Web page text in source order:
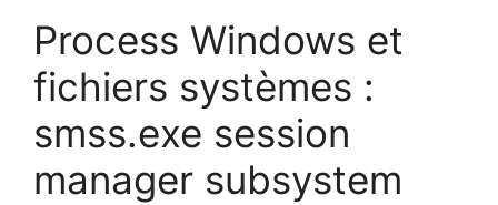
Process Windows et
fichiers systèmes :
smss.exe session
manager subsystem